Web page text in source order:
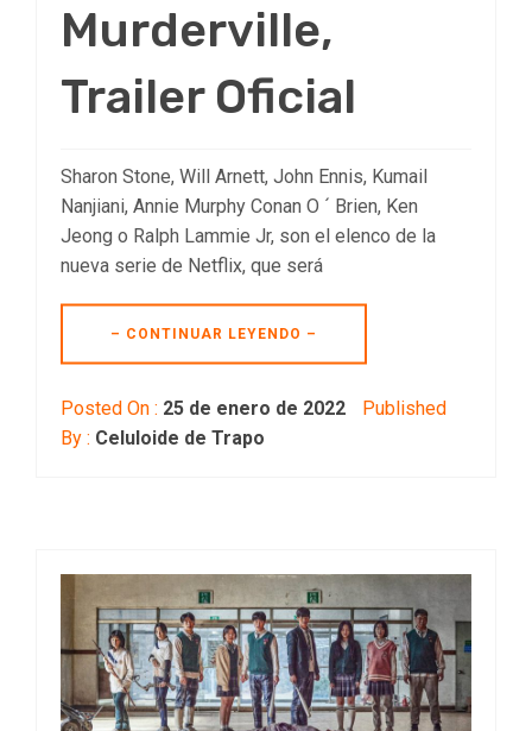
Murderville,
Trailer Oficial
Sharon Stone, Will Arnett, John Ennis, Kumail
Nanjiani, Annie Murphy Conan O ´ Brien, Ken
Jeong o Ralph Lammie Jr, son el elenco de la
nueva serie de Netflix, que será
– CONTINUAR LEYENDO –
Posted On : 25 de enero de 2022
Published
By : Celuloide de Trapo